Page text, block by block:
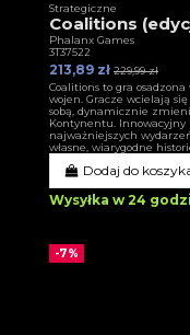
Strategiczne
Coalitions
Phalanx Games
3T37522
213,89 zł 229,99 zł
Coalitions to gra
wojen. Gracze wcielają
sobą, dynamicznie
Kontynentu.
najważniejszych
własne, wiarygodne
Dodaj do
Wysyłka w 24
-7%